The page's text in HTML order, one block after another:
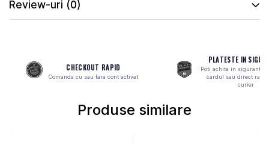
URECHE CADRU
MONOBLOC
Review-uri (0)
CHECKOUT RAPID
Comanda cu sau fara cont activat
PLATESTE IN
Poti achita in siguranta
cardul sau direct
curier
Produse similare